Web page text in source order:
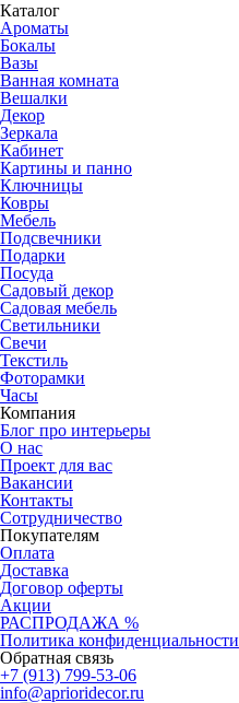
Каталог
Ароматы
Бокалы
Вазы
Ванная комната
Вешалки
Декор
Зеркала
Кабинет
Картины и панно
Ключницы
Ковры
Мебель
Подсвечники
Подарки
Посуда
Садовый декор
Садовая мебель
Светильники
Свечи
Текстиль
Фоторамки
Часы
Компания
Блог про интерьеры
О нас
Проект для вас
Вакансии
Контакты
Сотрудничество
Покупателям
Оплата
Доставка
Договор оферты
Акции
РАСПРОДАЖА %
Политика конфиденциальности
Обратная связь
+7 (913) 799-53-06
info@aprioridecor.ru